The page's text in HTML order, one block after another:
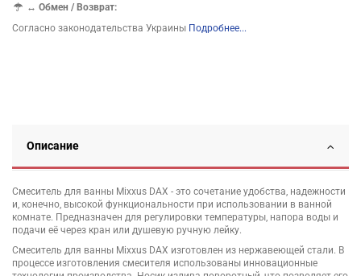
↔Обмен / Возврат:
Согласно законодательства Украины Подробнее...
Описание
Смеситель для ванны Mixxus DAX - это сочетание удобства, надежности
и, конечно, высокой функциональности при использовании в ванной
комнате. Предназначен для регулировки температуры, напора воды и
подачи её через кран или душевую ручную лейку.
Смеситель для ванны Mixxus DAX изготовлен из нержавеющей стали. В
процессе изготовления смесителя использованы инновационные